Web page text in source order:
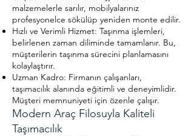
malzemelerle sarılır, mobilyalarınız
profesyonelce sökülüp yeniden monte edilir.
Hızlı ve Verimli Hizmet: Taşınma işlemleri,
belirlenen zaman diliminde tamamlanır. Bu,
müşterilerin taşınma sürecini planlamasını
kolaylaştırır.
Uzman Kadro: Firmanın çalışanları,
taşımacılık alanında eğitimli ve deneyimlidir.
Müşteri memnuniyeti için özenle çalışır.
Modern Araç Filosuyla Kaliteli
Taşımacılık